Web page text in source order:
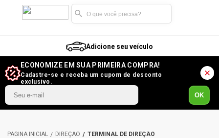
Adicione seu veículo
ECONOMIZE EM SUA PRIMEIRA COMPRA!
Cadastre-se e receba um cupom de desconto
exclusivo.
OK
DIREÇÃO TERMINAL DE DIREÇÃO